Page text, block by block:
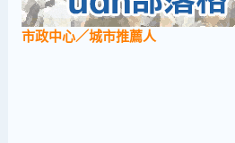
市政中心／城市推薦人